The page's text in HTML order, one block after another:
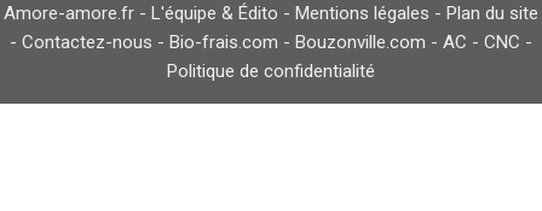
Amore-amore.fr - L'équipe & Édito - Mentions légales - Plan du site
- Contactez-nous - Bio-frais.com - Bouzonville.com - AC - CNC -
Politique de confidentialité